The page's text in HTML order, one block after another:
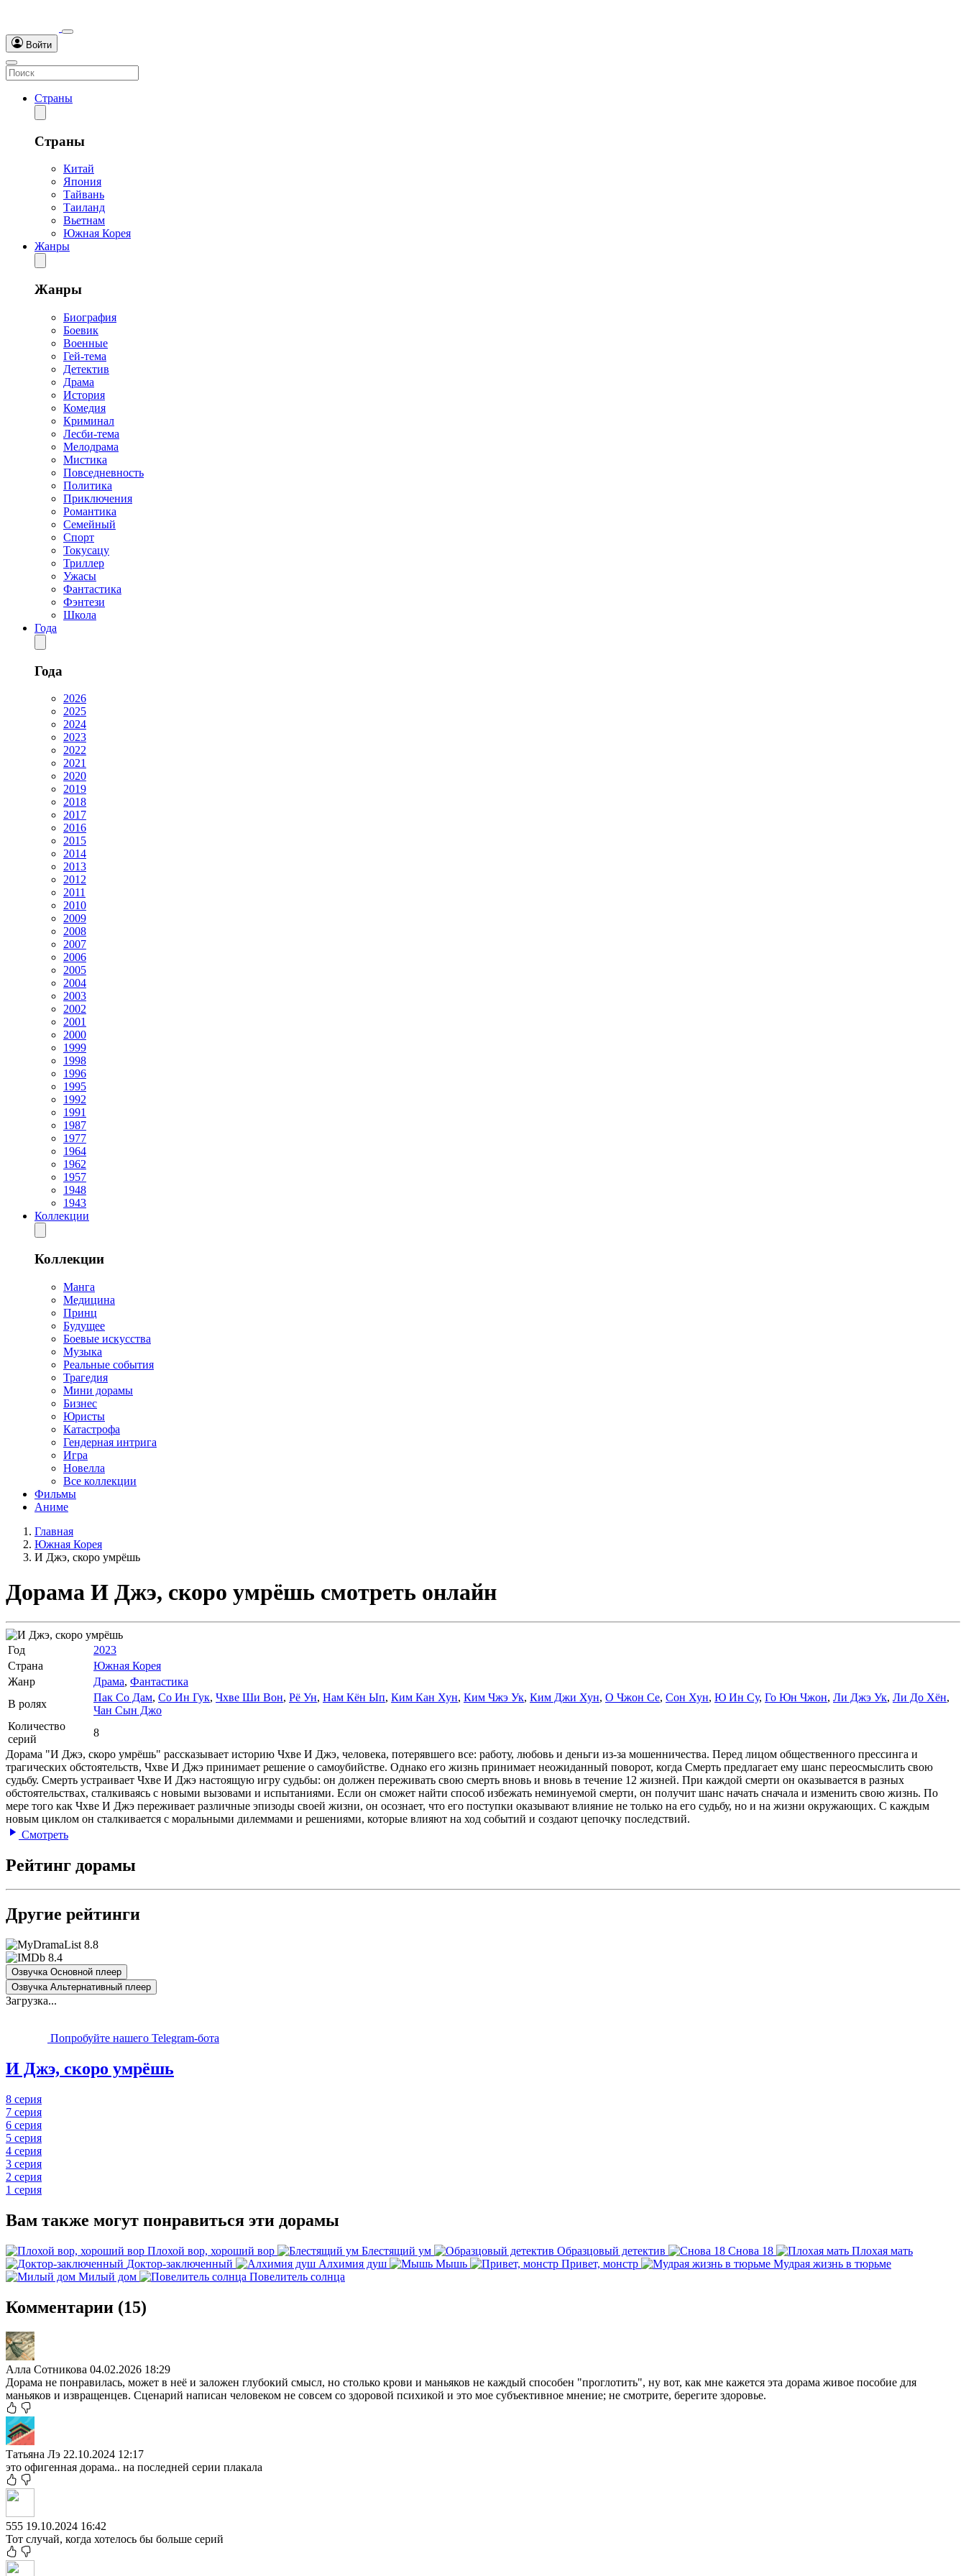
Войти
Страны
Страны
Китай
Япония
Тайвань
Таиланд
Вьетнам
Южная Корея
Жанры
Жанры
Биография
Боевик
Военные
Гей-тема
Детектив
Драма
История
Комедия
Криминал
Лесби-тема
Мелодрама
Мистика
Повседневность
Политика
Приключения
Романтика
Семейный
Спорт
Токусацу
Триллер
Ужасы
Фантастика
Фэнтези
Школа
Года
Года
2026
2025
2024
2023
2022
2021
2020
2019
2018
2017
2016
2015
2014
2013
2012
2011
2010
2009
2008
2007
2006
2005
2004
2003
2002
2001
2000
1999
1998
1996
1995
1992
1991
1987
1977
1964
1962
1957
1948
1943
Коллекции
Коллекции
Манга
Медицина
Принц
Будущее
Боевые искусства
Музыка
Реальные события
Трагедия
Мини дорамы
Бизнес
Юристы
Катастрофа
Гендерная интрига
Игра
Новелла
Все коллекции
Фильмы
Аниме
Главная
Южная Корея
И Джэ, скоро умрёшь
Дорама И Джэ, скоро умрёшь смотреть онлайн
Год
2023
Страна
Южная Корея
Жанр
Драма, Фантастика
В ролях
Пак Со Дам, Со Ин Гук, Чхве Ши Вон, Рё Ун, Нам Кён Ып, Ким Кан Хун, Ким Чжэ Ук, Ким Джи Хун, О Чжон Се, Сон Хун, Ю Ин Су, Го Юн Чжон, Ли Джэ Ук, Ли До Хён,
Чан Сын Джо
Количество
серий
8
Дорама "И Джэ, скоро умрёшь" рассказывает историю Чхве И Джэ, человека, потерявшего все: работу, любовь и деньги из-за мошенничества. Перед лицом общественного прессинга и
трагических обстоятельств, Чхве И Джэ принимает решение о самоубийстве. Однако его жизнь принимает неожиданный поворот, когда Смерть предлагает ему шанс переосмыслить свою
судьбу. Смерть устраивает Чхве И Джэ настоящую игру судьбы: он должен переживать свою смерть вновь и вновь в течение 12 жизней. При каждой смерти он оказывается в разных
обстоятельствах, сталкиваясь с новыми вызовами и испытаниями. Если он сможет найти способ избежать неминуемой смерти, он получит шанс начать сначала и изменить свою жизнь. По
мере того как Чхве И Джэ переживает различные эпизоды своей жизни, он осознает, что его поступки оказывают влияние не только на его судьбу, но и на жизни окружающих. С каждым
новым циклом он сталкивается с моральными дилеммами и решениями, которые влияют на ход событий и создают цепочку последствий.
Смотреть
Рейтинг дорамы
Другие рейтинги
8.8
8.4
Озвучка Основной плеер
Озвучка Альтернативный плеер
Загрузка...
Попробуйте нашего Telegram-бота
И Джэ, скоро умрёшь
8 серия
7 серия
6 серия
5 серия
4 серия
3 серия
2 серия
1 серия
Вам также могут понравиться эти дорамы
Плохой вор, хороший вор Блестящий ум Образцовый детектив Снова 18
Плохая мать
Доктор-заключенный
Алхимия душ Мышь Привет, монстр
Мудрая жизнь в тюрьме
Милый дом
Повелитель солнца
Комментарии (15)
Алла Сотникова 04.02.2026 18:29
Дорама не понравилась, может в неё и заложен глубокий смысл, но столько крови и маньяков не каждый способен "проглотить", ну вот, как мне кажется эта дорама живое пособие для
маньяков и извращенцев. Сценарий написан человеком не совсем со здоровой психикой и это мое субъективное мнение; не смотрите, берегите здоровье.
Татьяна Лэ 22.10.2024 12:17
это офигенная дорама.. на последней серии плакала
555 19.10.2024 16:42
Тот случай, когда хотелось бы больше серий